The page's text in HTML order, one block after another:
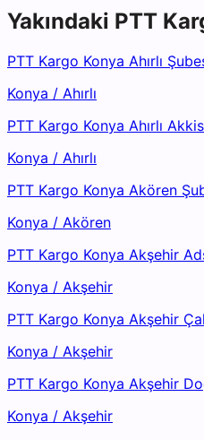
Yakındaki PTT
PTT Kargo Konya Ahırlı
Konya / Ahırlı
PTT Kargo Konya Ahırlı
Konya / Ahırlı
PTT Kargo Konya Akören
Konya / Akören
PTT Kargo Konya Akşehir
Konya / Akşehir
PTT Kargo Konya Akşehir
Konya / Akşehir
PTT Kargo Konya Akşehir
Konya / Akşehir